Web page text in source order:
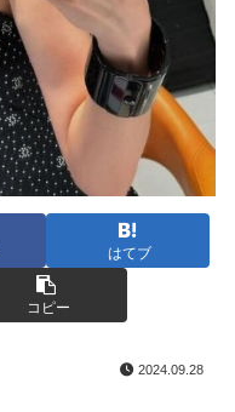
はてブ
コピー
2024.09.28